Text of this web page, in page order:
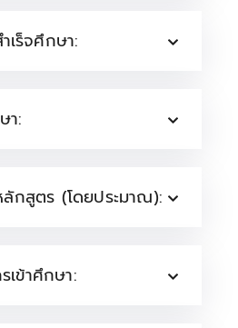
ำเร็จศึกษา:
า:
กสูตร (โดยประมาณ):
ข้าศึกษา: